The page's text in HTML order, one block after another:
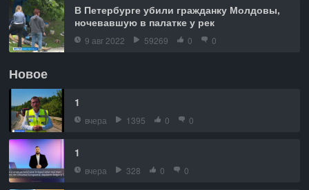
В Петербурге убили гражданку Молдовы,
ночевавшую в палатке у рек
9 авг 2022 59269 0 0
Новое
1
вчера 1395 0 0
1
вчера 328 0 0